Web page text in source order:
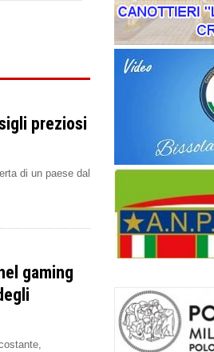
preziosi
di un paese dal
gaming